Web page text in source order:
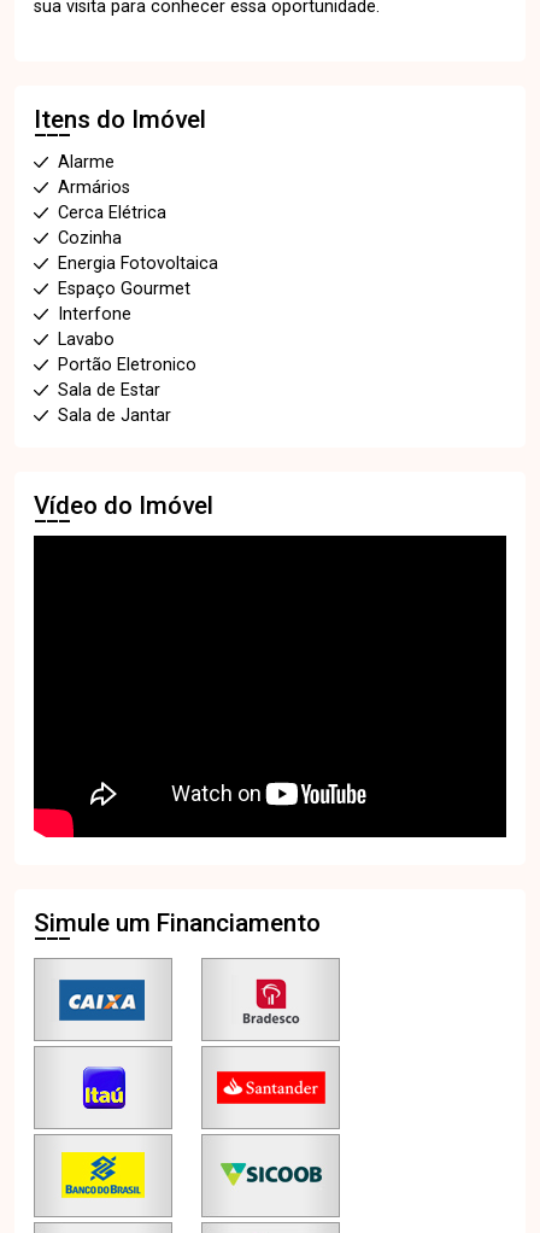
sua visita para conhecer essa oportunidade.
Itens do Imóvel
Alarme
Armários
Cerca Elétrica
Cozinha
Energia Fotovoltaica
Espaço Gourmet
Interfone
Lavabo
Portão Eletronico
Sala de Estar
Sala de Jantar
Vídeo do Imóvel
Simule um Financiamento